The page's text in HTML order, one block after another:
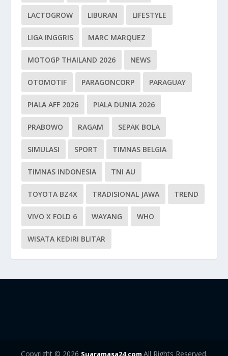
LACTOGROW LIBURAN LIFESTYLE
LIGA INGGRIS MARC MARQUEZ
MOTOGP THAILAND 2026 NEWS
OTOMOTIF PARAGONCORP PARAGUAY
PIALA AFF 2026 PIALA DUNIA 2026
PRABOWO RAGAM SEPAK BOLA
SIMULASI SPORT TIMNAS BELGIA
TIMNAS INDONESIA TNI AU
TOYOTA BZ4X TRADISIONAL JAWA TREND
VIVO X FOLD 6 WAYANG WHO
WISATA KEDIRI BLITAR
Copyright © 2026 Suaramasa24.com All Rights Reserved.